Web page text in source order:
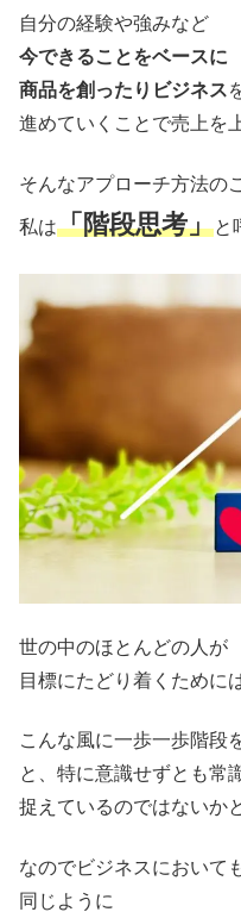
自分の経験や強みなど
今できることをベースに
商品を創ったりビジネス
進めていくことで売上を
そんなアプローチ方法の
私は「階段思考」と
世の中のほとんどの人が
目標にたどり着くために
こんな風に一歩一歩階段
と、特に意識せずとも常
捉えているのではないか
なのでビジネスにおいて
同じように